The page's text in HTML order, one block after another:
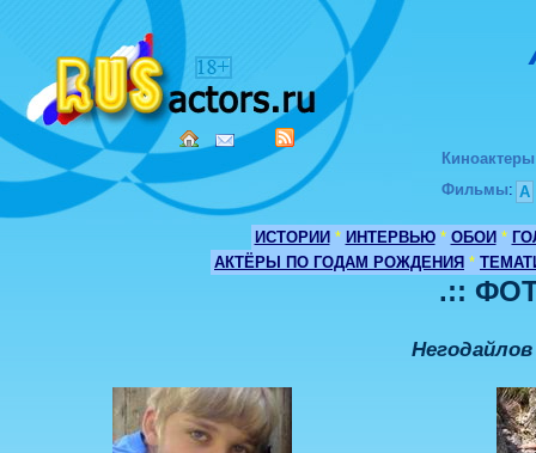
Киноактеры
Фильмы: А
ИСТОРИИ * ИНТЕРВЬЮ * ОБОИ *
АКТЁРЫ ПО ГОДАМ РОЖДЕНИЯ *
.::